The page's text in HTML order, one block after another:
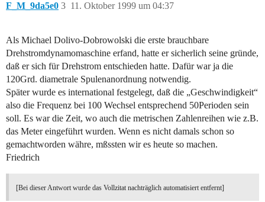
F_M_9da5e0 11. Oktober 1999 um 04:37
3
Als Michael Dolivo-Dobrowolski die erste brauchbare
Drehstromdynamomaschine erfand, hatte er sicherlich seine gründe,
daß er sich für Drehstrom entschieden hatte. Dafür war ja die
120Grd. diametrale Spulenanordnung notwendig.
Später wurde es international festgelegt, daß die „Geschwindigkeit“
also die Frequenz bei 100 Wechsel entsprechend 50Perioden sein
soll. Es war die Zeit, wo auch die metrischen Zahlenreihen wie z.B.
das Meter eingeführt wurden. Wenn es nicht damals schon so
gemachtworden währe, mßssten wir es heute so machen.
Friedrich
[Bei dieser Antwort wurde das Vollzitat nachträglich automatisiert entfernt]